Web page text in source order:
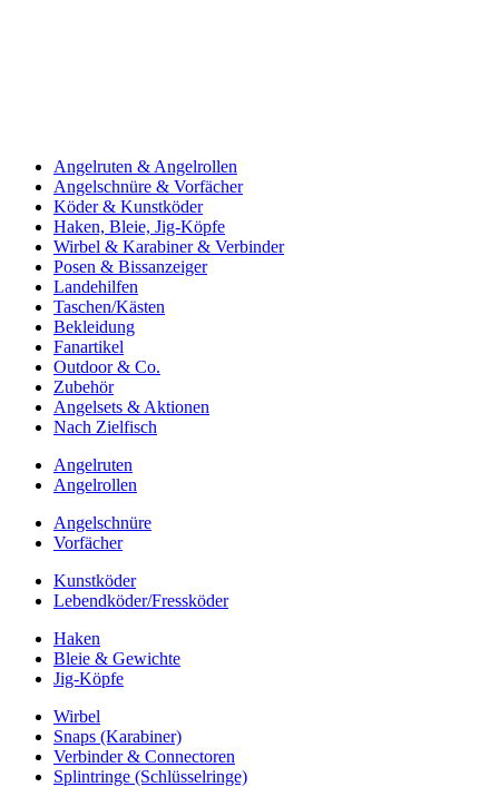
Angelruten & Angelrollen
Angelschnüre & Vorfächer
Köder & Kunstköder
Haken, Bleie, Jig-Köpfe
Wirbel & Karabiner & Verbinder
Posen & Bissanzeiger
Landehilfen
Taschen/Kästen
Bekleidung
Fanartikel
Outdoor & Co.
Zubehör
Angelsets & Aktionen
Nach Zielfisch
Angelruten
Angelrollen
Angelschnüre
Vorfächer
Kunstköder
Lebendköder/Fressköder
Haken
Bleie & Gewichte
Jig-Köpfe
Wirbel
Snaps (Karabiner)
Verbinder & Connectoren
Splintringe (Schlüsselringe)